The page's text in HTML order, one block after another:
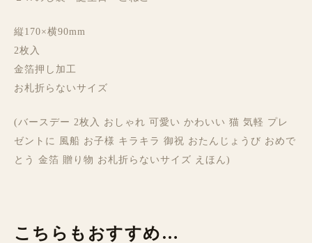
縦170×横90mm
2枚入
金箔押し加工
お札折らないサイズ
(バースデー 2枚入 おしゃれ 可愛い かわいい 猫 気軽 プレ
ゼントに 風船 お子様 キラキラ 御祝 おたんじょうび おめで
とう 金箔 贈り物 お札折らないサイズ えほん)
こちらもおすすめ…